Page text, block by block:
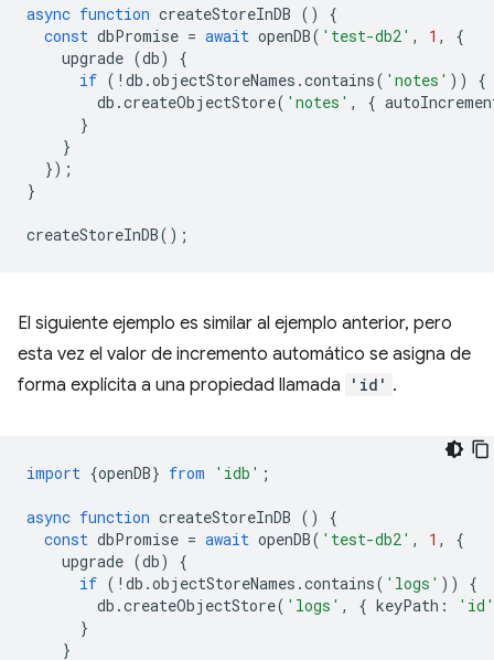
async function createStoreInDB ()
{
const dbPromise = await openDB( 'test-db2' , 1 ,
{
upgrade (db)
{
if ( ! db .objectStoreNames .contains( 'notes' ))
{
db .createObjectStore( 'notes' , {
}
}
});
}
createStoreInDB();
El siguiente ejemplo es similar al ejemplo anterior, pero
esta vez el valor de incremento automático se asigna de
forma explícita a una propiedad llamada
'id' .
import {openDB} from 'idb' ;
async function createStoreInDB ()
{
const dbPromise = await openDB( 'test-db2' , 1 ,
{
upgrade (db)
{
if ( ! db .objectStoreNames .contains( 'logs' ))
{
db .createObjectStore( 'logs' , { keyPath :
'id'
}
}